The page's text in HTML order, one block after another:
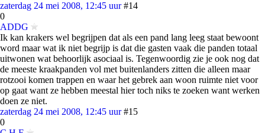
zaterdag 24 mei 2008, 12:45 uur #14
0
ADDG
Ik kan krakers wel begrijpen dat als een pand lang leeg staat bewoont
word maar wat ik niet begrijp is dat die gasten vaak die panden totaal
uitwonen wat behoorlijk asociaal is. Tegenwoordig zie je ook nog dat
de meeste kraakpanden vol met buitenlanders zitten die alleen maar
rotzooi komen trappen en waar het gebrek aan woon ruimte niet voor
op gaat want ze hebben meestal hier toch niks te zoeken want werken
doen ze niet.
zaterdag 24 mei 2008, 12:45 uur #15
0